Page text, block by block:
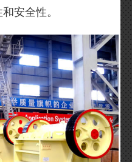
安全性。